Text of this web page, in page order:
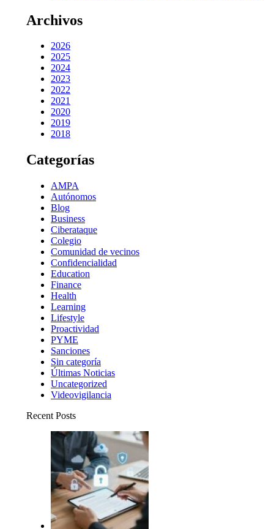
Archivos
2026
2025
2024
2023
2022
2021
2020
2019
2018
Categorías
AMPA
Autónomos
Blog
Business
Ciberataque
Colegio
Comunidad de vecinos
Confidencialidad
Education
Finance
Health
Learning
Lifestyle
Proactividad
PYME
Sanciones
Sin categoría
Últimas Noticias
Uncategorized
Videovigilancia
Recent Posts